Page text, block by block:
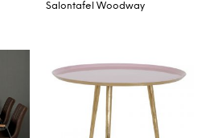
Salontafel Woodway